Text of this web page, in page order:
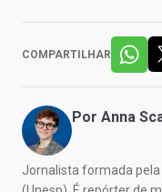
COMPARTILHAR
Por Anna
Jornalista formada